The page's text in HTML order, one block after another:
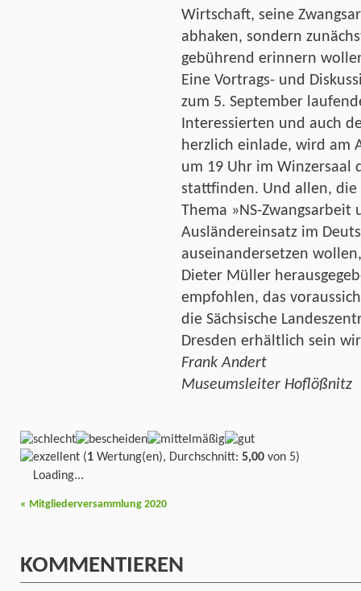
Wirtschaft, seine
abhaken, sondern
gebührend erinnern
Eine Vortrags- und
zum 5. September
Interessierten und auch
herzlich einlade, wird am
um 19 Uhr im Winzersaal
stattfinden. Und allen,
Thema »NS-Zwangsarbeit
Ausländereinsatz im
auseinandersetzen
Dieter Müller
empfohlen, das
die Sächsische
Dresden erhältlich sein
Frank Andert
Museumsleiter Hoflößnitz
(1 Wertung(en), Durchschnitt: 5,00 von 5)
Loading...
« Mitgliederversammlung 2020
KOMMENTIEREN